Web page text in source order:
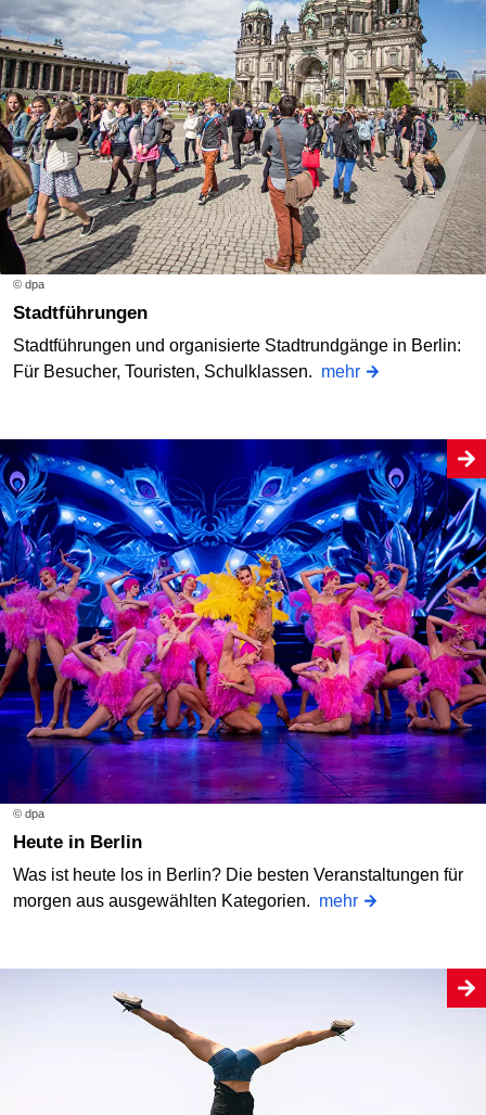
© dpa
Stadtführungen
Stadtführungen und organisierte Stadtrundgänge in Berlin:
Für Besucher, Touristen, Schulklassen. mehr
© dpa
Heute in Berlin
Was ist heute los in Berlin? Die besten Veranstaltungen für
morgen aus ausgewählten Kategorien. mehr